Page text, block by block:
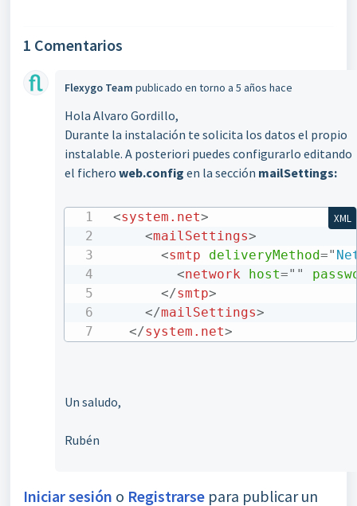
1 Comentarios
Flexygo Team publicado en torno a 5 años hace
Hola Alvaro Gordillo,
Durante la instalación te solicita los datos el propio
instalable. A posteriori puedes configurarlo editando
el fichero web.config en la sección mailSettings:
<system.net>
<mailSettings>
<smtp deliveryMethod="
<network host=" "
</smtp>
</mailSettings>
</system.net>
XML
Un saludo,
Rubén
Iniciar sesión o Registrarse para publicar un